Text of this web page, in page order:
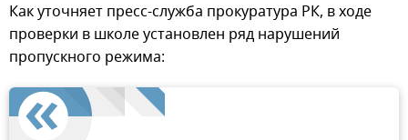
Как уточняет пресс-служба прокуратура РК, в ходе
проверки в школе установлен ряд нарушений
пропускного режима: